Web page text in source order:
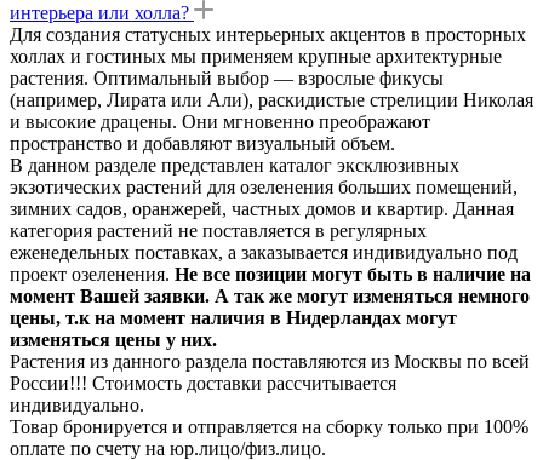
интерьера или холла?
Для создания статусных интерьерных акцентов в просторных
холлах и гостиных мы применяем крупные архитектурные
растения. Оптимальный выбор — взрослые фикусы
(например, Лирата или Али), раскидистые стрелиции Николая
и высокие драцены. Они мгновенно преображают
пространство и добавляют визуальный объем.
В данном разделе представлен каталог эксклюзивных
экзотических растений для озеленения больших помещений,
зимних садов, оранжерей, частных домов и квартир. Данная
категория растений не поставляется в регулярных
еженедельных поставках, а заказывается индивидуально под
проект озеленения. Не все позиции могут быть в наличие на
момент Вашей заявки. А так же могут изменяться немного
цены, т.к на момент наличия в Нидерландах могут
изменяться цены у них.
Растения из данного раздела поставляются из Москвы по всей
России!!! Стоимость доставки рассчитывается
индивидуально.
Товар бронируется и отправляется на сборку только при 100%
оплате по счету на юр.лицо/физ.лицо.